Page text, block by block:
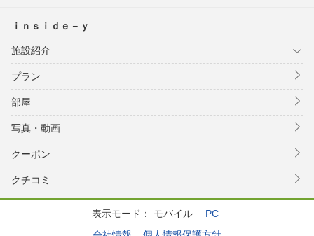
ｉｎｓｉｄｅ－ｙ
施設紹介
プラン
部屋
写真・動画
クーポン
クチコミ
表示モード： モバイル
PC